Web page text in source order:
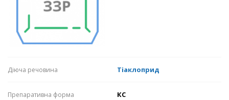
Діюча речовина Тіаклоприд
Препаративна форма КС